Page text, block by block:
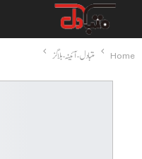
Home متبادل-آئینہ-بلاگز